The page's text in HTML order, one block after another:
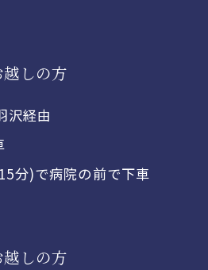
越しの方
沢経由
分)で病院の前で下車
しの方